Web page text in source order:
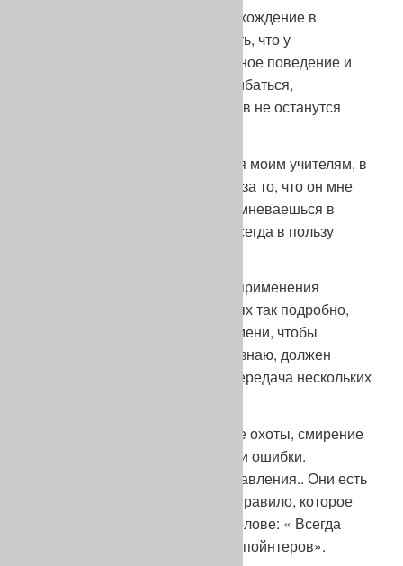
ведущего – есть некоторое расхождение в
восприятии, но я должен сказать, что у
большинства ведущих спортивное поведение и
хотя человеку свойственно ошибаться,
достоинства хороших пойнтеров не останутся
Я должен отдать дань уважения моим учителям, в
особенности Жан Пьеру Буину за то, что он мне
внушил это правило: « Если сомневаешься в
произошедшем, то сомнения всегда в пользу
Я, конечно, не осветил вопрос применения
пойнтера на охоте и состязаниях так подробно,
как вам хотелось бы: мало времени, чтобы
коснуться всех аспектов. Я признаю, должен
признать, что меня занимала передача нескольких
В мире состязаний, как и в мире охоты, смирение
позволяет нам признавать наши ошибки.
Судейские ошибки, ошибки управления.. Они есть
у каждого из нас, но есть одно правило, которое
мы должны всегда держать в голове: « Всегда
есть чему научиться у хороших пойнтеров».